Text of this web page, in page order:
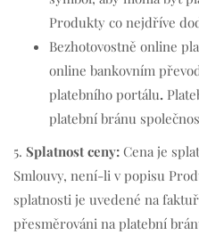
Produkty co nejdříve
Bezhotovostně online
online bankovním
platebního portálu.
platební bránu
5. Splatnost ceny: Cena je
Smlouvy, není-li v popisu
splatnosti je uvedené na
přesměrováni na platební